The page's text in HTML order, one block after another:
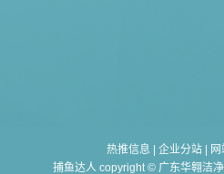
热推信息 企业分站|
捕鱼达人 copyright © 广东华翱洁